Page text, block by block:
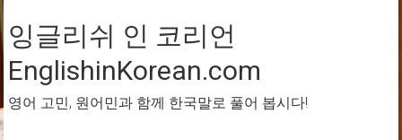
Skip
to
content
잉글리쉬 인 코리언
EnglishinKorean.com
영어 고민, 원어민과 함께 한국말로 풀어 봅시다!